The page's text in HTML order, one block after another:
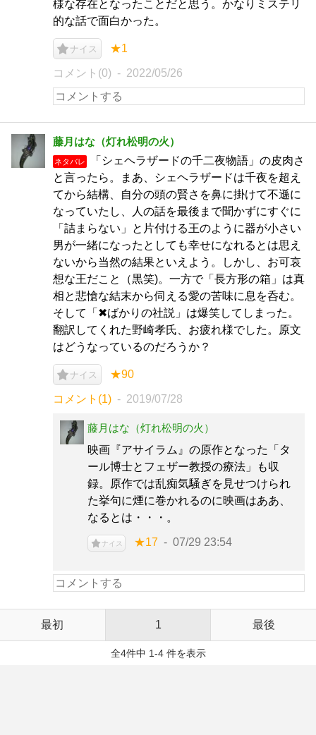
様な存在となったことだと思う。かなりミステリ
的な話で面白かった。
ナイス ★1
コメント(0) 2022/05/26
藤月はな（灯れ松明の火）
ネタバレ
「シェヘラザードの千二夜物語」の皮肉さ
と言ったら。まあ、シェヘラザードは千夜を超え
てから結構、自分の頭の賢さを鼻に掛けて不遜に
なっていたし、人の話を最後まで聞かずにすぐに
「詰まらない」と片付ける王のように器が小さい
男が一緒になったとしても幸せになれるとは思え
ないから当然の結果といえよう。しかし、お可哀
想な王だこと（黒笑)。一方で「長方形の箱」は真
相と悲愴な結末から伺える愛の苦味に息を呑む。
そして「✖ばかりの社説」は爆笑してしまった。
翻訳してくれた野崎孝氏、お疲れ様でした。原文
はどうなっているのだろうか？
ナイス ★90
コメント(1) 2019/07/28
藤月はな（灯れ松明の火）
映画『アサイラム』の原作となった「タ
ール博士とフェザー教授の療法」も収
録。原作では乱痴気騒ぎを見せつけられ
た挙句に煙に巻かれるのに映画はああ、
なるとは・・・。
ナイス ★17 07/29 23:54
最初 1 最後
全4件中 1-4 件を表示